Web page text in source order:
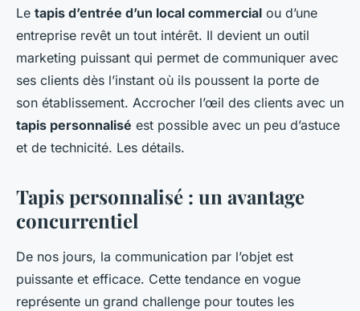
Comment accrocher l'œil des
clients avec un tapis
personnalisé ?
hippolyte•6 mai 2023•2 min de lecture
Le tapis d’entrée d’un local commercial ou d’une
entreprise revêt un tout intérêt. Il devient un outil
marketing puissant qui permet de communiquer avec
ses clients dès l’instant où ils poussent la porte de
son établissement. Accrocher l’œil des clients avec un
tapis personnalisé est possible avec un peu d’astuce
et de technicité. Les détails.
Tapis personnalisé : un avantage
concurrentiel
De nos jours, la communication par l’objet est
puissante et efficace. Cette tendance en vogue
représente un grand challenge pour toutes les